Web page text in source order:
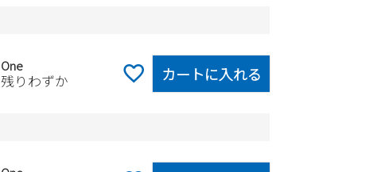
One
残りわずか カートに入れる